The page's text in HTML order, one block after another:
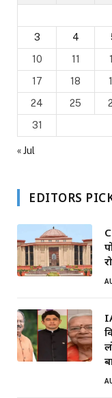
3
4
10
11
17
18
24
25
31
« Jul
EDITORS